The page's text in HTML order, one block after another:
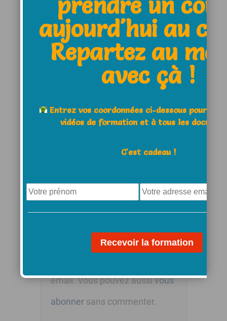
Website
website in this browser for the
Notifiez-moi des
émail. Vous pouvez aussivous
abonner sans commenter.
aujourd'hui au
Repartez au
avec çà !
Entrez vos coordonnées ci-dessous pour
vidéos de formation et à tous les
C'est cadeau !